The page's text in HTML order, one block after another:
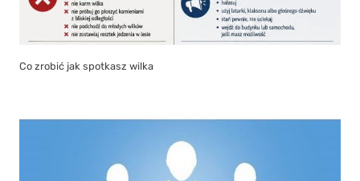
Co zrobić jak spotkasz wilka